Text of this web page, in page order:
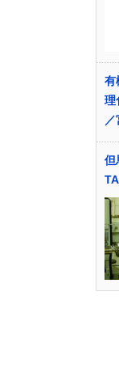
有
理
但